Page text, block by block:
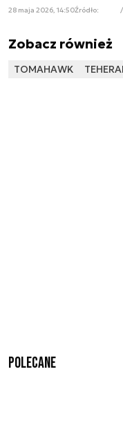
28 maja 2026, 14:50Źródło:
Zobacz również
TOMAHAWK
Polecane